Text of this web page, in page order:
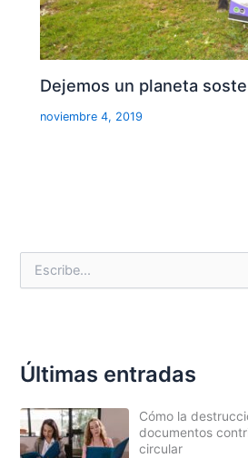
Dejemos un planeta
noviembre 4, 2019
p
o
r
:
Últimas entradas
Cómo la
documentos
circular